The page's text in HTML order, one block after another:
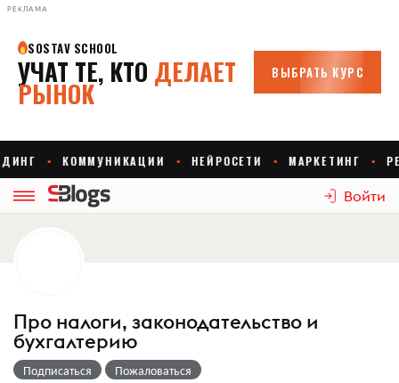
РЕКЛАМА
Войти
Про налоги, законодательство и
бухгалтерию
Подписаться Пожаловаться